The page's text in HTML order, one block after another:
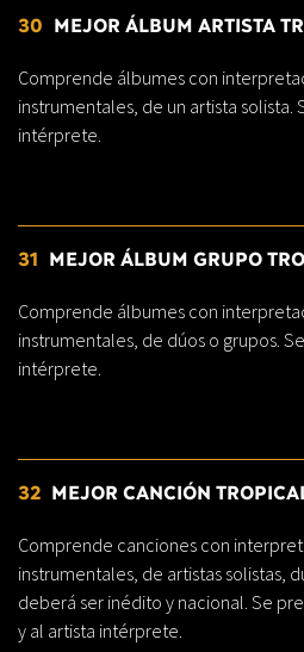
30 MEJOR ÁLBUM ARTISTA
Comprende álbumes con
instrumentales, de un artista solista.
intérprete.
31 MEJOR ÁLBUM GRUPO
Comprende álbumes con
instrumentales, de dúos o grupos.
intérprete.
32 MEJOR CANCIÓN
Comprende canciones con
instrumentales, de artistas solistas,
deberá ser inédito y nacional. Se
y al artista intérprete.